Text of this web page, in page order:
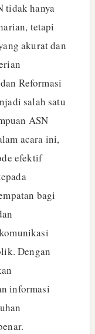
tidak hanya
tetapi
akurat dan
Reformasi
salah satu
ASN
acara ini,
efektif
bagi
Dengan
informasi